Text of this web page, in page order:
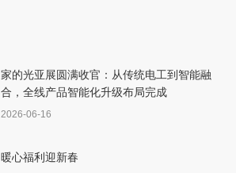
家的光亚展圆满收官：从传统电工到智能融
合，全线产品智能化升级布局完成
2026-06-16
暖心福利迎新春